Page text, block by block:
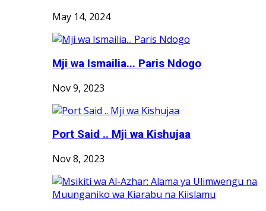
May 14, 2024
Mji wa Ismailia... Paris Ndogo
Nov 9, 2023
Port Said .. Mji wa Kishujaa
Nov 8, 2023